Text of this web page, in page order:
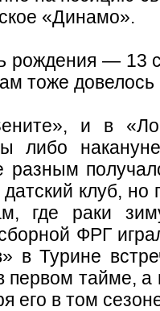
«Динамо».
— 13
тоже довелось
и в
либо
разным
датский клуб,
где раки
ФРГ
в Турине
первом тайме,
его в том